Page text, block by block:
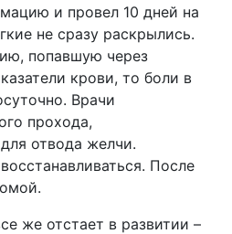
и провел 10 дней на
не сразу раскрылись.
попавшую через
крови, то боли в
Врачи
прохода,
отвода желчи.
После
же отстает в развитии –